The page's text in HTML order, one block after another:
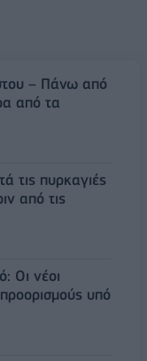
– Πάνω από
από τα
τις πυρκαγιές
από τις
Οι νέοι
υπό